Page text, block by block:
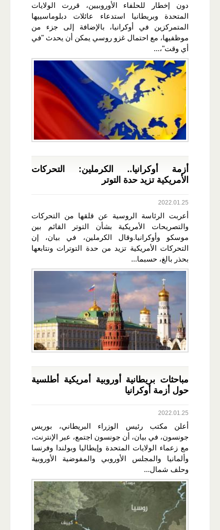
دون إخطار للحلفاء الأوروبيين، قررت الولايات
المتحدة وبريطانيا استدعاء عائلات دبلوماسييها
المتمركزين في أوكرانيا، بالإضافة إلى جزء من
موظفيها، مع احتمال غزو روسي يمكن أن يحدث "في
أي وقت"،...
أزمة أوكرانيا.. الكرملين: التحركات
الأمريكية تزيد حدة التوتر
2022.01.25
أعربت الرئاسة الروسية عن قلقها من التحركات
والتصريحات الأمريكية بشأن التوتر القائم بين
موسكو وأوكرانيا.وقال الكرملين، في بيان، إن
التحركات الأمريكية تزيد من حدة التوترات ونتابعها
بحذر بالغ، حسبما...
مباحثات بريطانية أوروبية أمريكية أطلسية
حول أزمة أوكرانيا
2022.01.25
أعلن مكتب رئيس الوزراء البريطاني، بوريس
جونسون، في بيان، أن جونسون اجتمع، عبر الإنترنت،
مع زعماء الولايات المتحدة وإيطاليا وبولندا وفرنسا
وألمانيا والمجلس الأوروبي والمفوضية الأوروبية
وحلف شمال...